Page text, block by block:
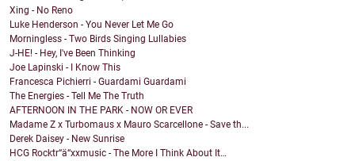
Xing - No Reno
Luke Henderson - You Never Let Me Go
Morningless - Two Birds Singing Lullabies
J-HE! - Hey, I've Been Thinking
Joe Lapinski - I Know This
Francesca Pichierri - Guardami Guardami
The Energies - Tell Me The Truth
AFTERNOON IN THE PARK - NOW OR EVER
Madame Z x Turbomaus x Mauro Scarcellone - Save th...
Derek Daisey - New Sunrise
HCG Rocktr“ä“xxmusic - The More I Think About It…